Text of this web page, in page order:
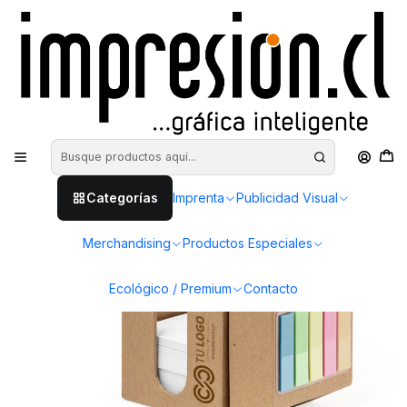
Categorías Imprenta Publicidad Visual
Merchandising Productos Especiales
Ecológico / Premium Contacto